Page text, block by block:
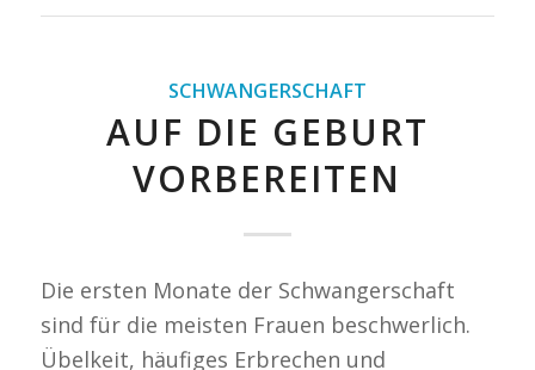
SCHWANGERSCHAFT
AUF DIE GEBURT
VORBEREITEN
Die ersten Monate der Schwangerschaft
sind für die meisten Frauen beschwerlich.
Übelkeit, häufiges Erbrechen und